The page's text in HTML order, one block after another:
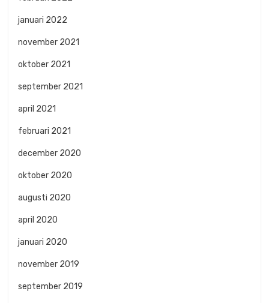
januari 2022
november 2021
oktober 2021
september 2021
april 2021
februari 2021
december 2020
oktober 2020
augusti 2020
april 2020
januari 2020
november 2019
september 2019